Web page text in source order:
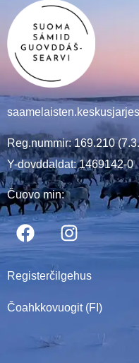
Reg.nummir: 169.210
Y-dovddaldat: 1469142-0
Čuovo min:
Registerčilgehus
Čoahkkovuogit (FI)